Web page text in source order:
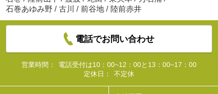
石巻あゆみ野 / 古川 / 前谷地 / 陸前赤井
電話でお問い合わせ
営業時間：
電話受付は10：00~12：00と13：00~17：00
定休日：
不定休